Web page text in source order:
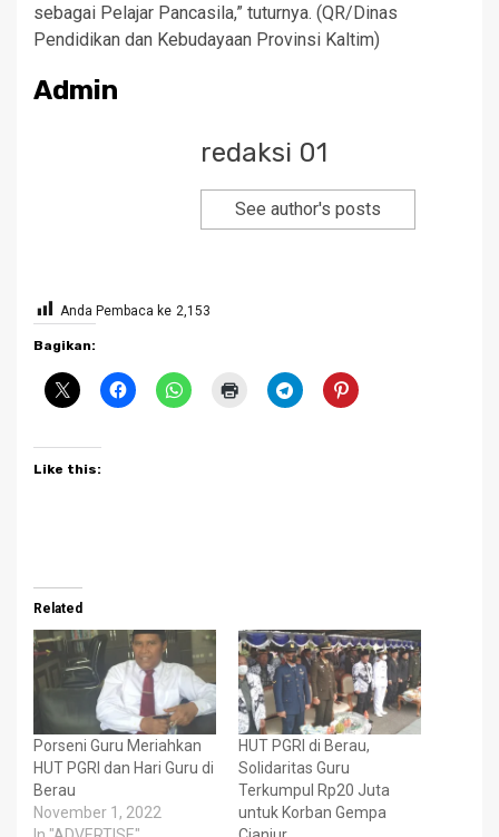
sebagai Pelajar Pancasila,” tuturnya. (QR/Dinas
Pendidikan dan Kebudayaan Provinsi Kaltim)
Admin
redaksi 01
See author's posts
Anda Pembaca ke 2,153
Bagikan:
Like this:
Related
Porseni Guru Meriahkan
HUT PGRI dan Hari Guru di
Berau
November 1, 2022
HUT PGRI di Berau,
Solidaritas Guru
Terkumpul Rp20 Juta
untuk Korban Gempa